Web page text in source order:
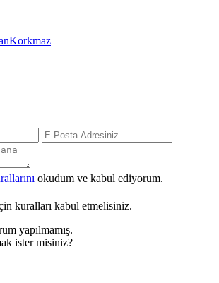
okudum ve kabul ediyorum.
kuralları kabul etmelisiniz.
yapılmamış.
ister misiniz?